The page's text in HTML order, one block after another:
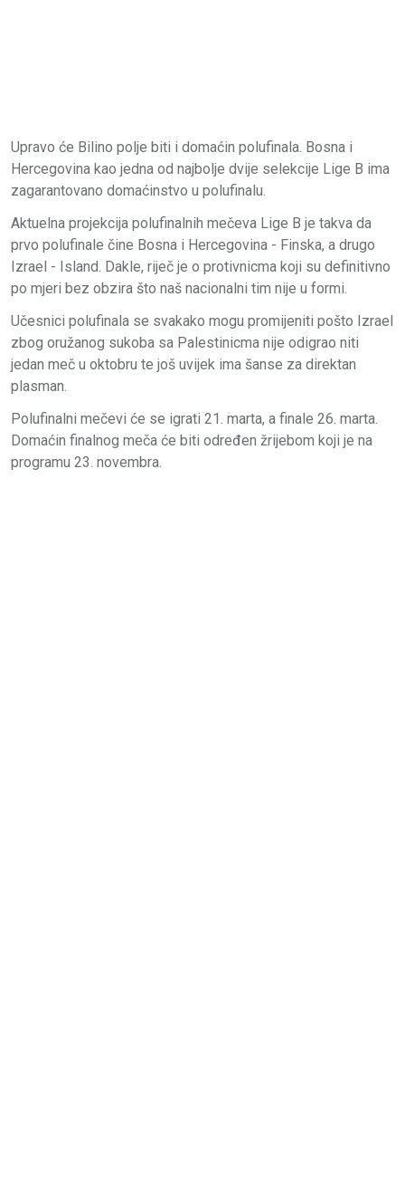
Upravo će Bilino polje biti i domaćin polufinala. Bosna i
Hercegovina kao jedna od najbolje dvije selekcije Lige B ima
zagarantovano domaćinstvo u polufinalu.
Aktuelna projekcija polufinalnih mečeva Lige B je takva da
prvo polufinale čine Bosna i Hercegovina - Finska, a drugo
Izrael - Island. Dakle, riječ je o protivnicma koji su definitivno
po mjeri bez obzira što naš nacionalni tim nije u formi.
Učesnici polufinala se svakako mogu promijeniti pošto Izrael
zbog oružanog sukoba sa Palestinicma nije odigrao niti
jedan meč u oktobru te još uvijek ima šanse za direktan
plasman.
Polufinalni mečevi će se igrati 21. marta, a finale 26. marta.
Domaćin finalnog meča će biti određen žrijebom koji je na
programu 23. novembra.